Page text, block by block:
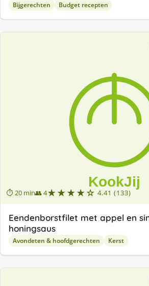
Bijgerechten Budget recepten
⏱ 20 min👥 4★★★★☆ 4.41 (133)
Eendenborstfilet met appel en
honingsaus
Avondeten & hoofdgerechten Kerst